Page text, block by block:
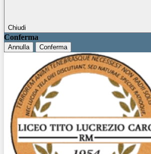
Chiudi
Conferma
Annulla Conferma